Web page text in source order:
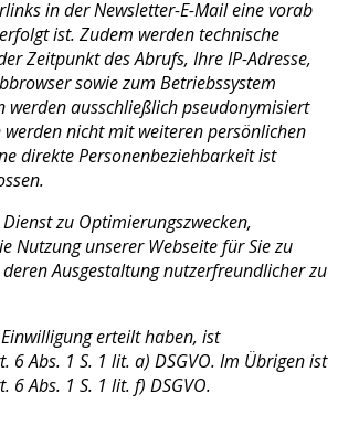
in der Newsletter-E-Mail eine vorab
ist. Zudem werden technische
Zeitpunkt des Abrufs, Ihre IP-Adresse,
sowie zum Betriebssystem
werden ausschließlich pseudonymisiert
nicht mit weiteren persönlichen
direkte Personenbeziehbarkeit ist
zu Optimierungszwecken,
Nutzung unserer Webseite für Sie zu
Ausgestaltung nutzerfreundlicher zu
erteilt haben, ist
6 Abs. 1 S. 1 lit. a) DSGVO. Im Übrigen ist
6 Abs. 1 S. 1 lit. f) DSGVO.